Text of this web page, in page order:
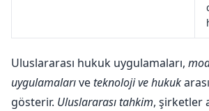
Uluslararası hukuk uygulamaları,
uygulamalarıveteknoloji ve hukuk
gösterir. Uluslararası tahkim, şirketler